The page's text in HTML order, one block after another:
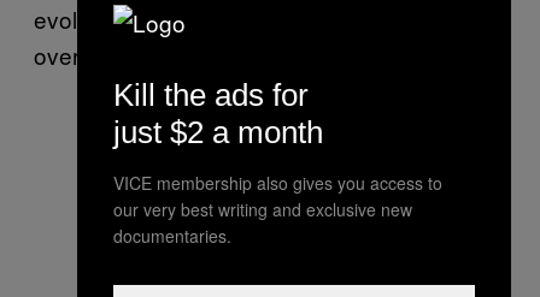
evolutionair gezien ook meer
overlevingskansen?
Kill the ads for
just $2 a month
VICE membership also gives you access to
our very best writing and exclusive new
documentaries.